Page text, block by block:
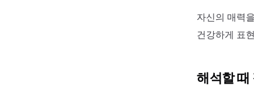
자신의 매력
건강하게 표
해석할 때